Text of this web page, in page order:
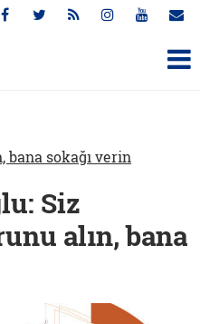
bana sokağı verin
Siz
alın, bana